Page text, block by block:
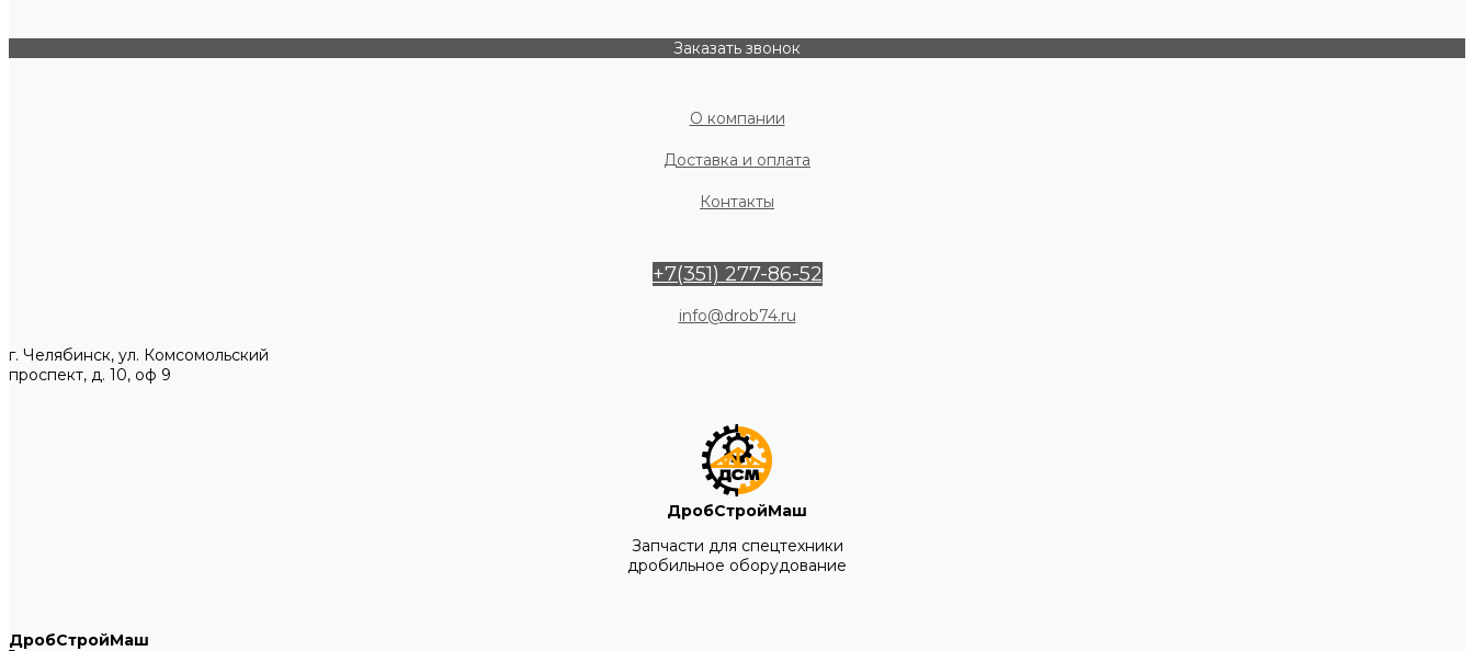
Заказать звонок
О компании
Доставка и оплата
Контакты
+7(351) 277-86-52
info@drob74.ru
г. Челябинск, ул. Комсомольский
проспект, д. 10, оф 9
ДробСтройМаш
Запчасти для спецтехники
дробильное оборудование
ДробСтройМаш